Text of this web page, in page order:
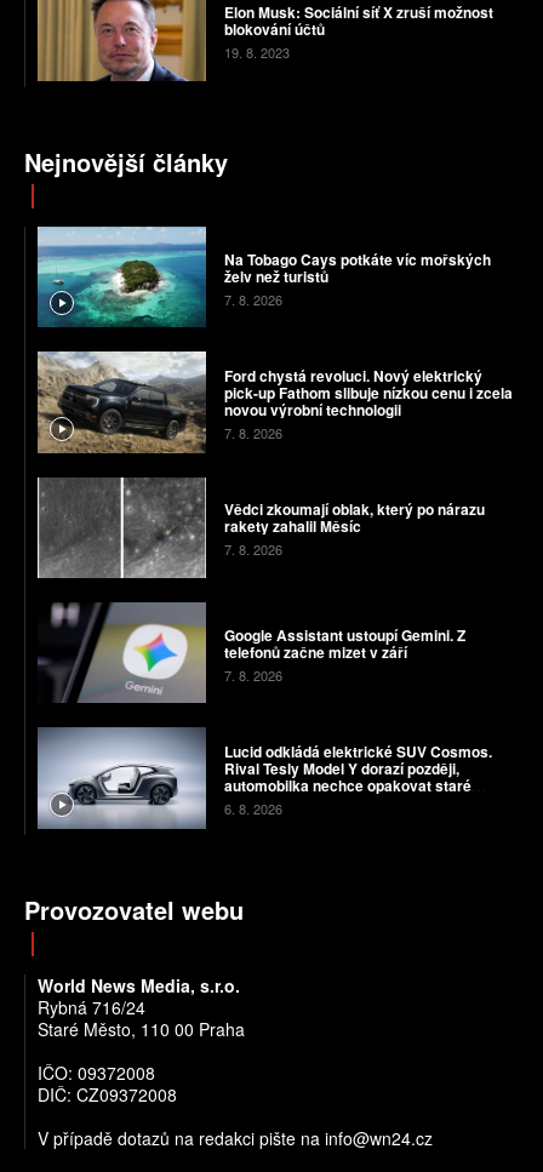
Elon Musk: Sociální síť X zruší možnost
blokování účtů
19. 8. 2023
Nejnovější články
Na Tobago Cays potkáte víc mořských
želv než turistů
7. 8. 2026
Ford chystá revoluci. Nový elektrický
pick-up Fathom slibuje nízkou cenu i zcela
novou výrobní technologii
7. 8. 2026
Vědci zkoumají oblak, který po nárazu
rakety zahalil Měsíc
7. 8. 2026
Google Assistant ustoupí Gemini. Z
telefonů začne mizet v září
7. 8. 2026
Lucid odkládá elektrické SUV Cosmos.
Rival Tesly Model Y dorazí později,
automobilka nechce opakovat staré
chyby
6. 8. 2026
Provozovatel webu
World News Media, s.r.o.
Rybná 716/24
Staré Město, 110 00 Praha
IČO: 09372008
DIČ: CZ09372008
V případě dotazů na redakci pište na info@wn24.cz